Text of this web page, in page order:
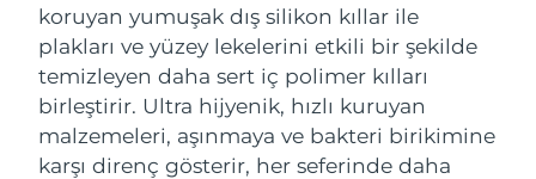
koruyan yumuşak dış silikon kıllar ile
plakları ve yüzey lekelerini etkili bir şekilde
temizleyen daha sert iç polimer kılları
birleştirir. Ultra hijyenik, hızlı kuruyan
malzemeleri, aşınmaya ve bakteri birikimine
karşı direnç gösterir, her seferinde daha